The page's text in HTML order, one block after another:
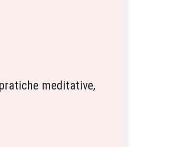
meditative,